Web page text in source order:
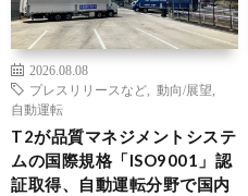
2026.08.08
プレスリリースなど
動向/展望
自動運転
T2が品質マネジメントシステ
ムの国際規格「ISO9001」認
証取得、自動運転分野で国内